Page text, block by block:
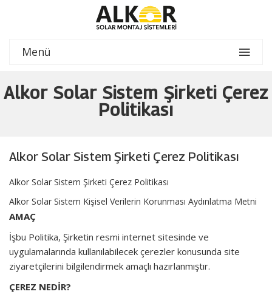
Menü
Alkor Solar Sistem Şirketi Çerez
Politikası
Alkor Solar Sistem Şirketi Çerez Politikası
Alkor Solar Sistem Şirketi Çerez Politikası
Alkor Solar Sistem Kişisel Verilerin Korunması Aydınlatma Metni
AMAÇ
İşbu Politika, Şirketin resmi internet sitesinde ve
uygulamalarında kullanılabilecek çerezler konusunda site
ziyaretçilerini bilgilendirmek amaçlı hazırlanmıştır.
ÇEREZ NEDİR?